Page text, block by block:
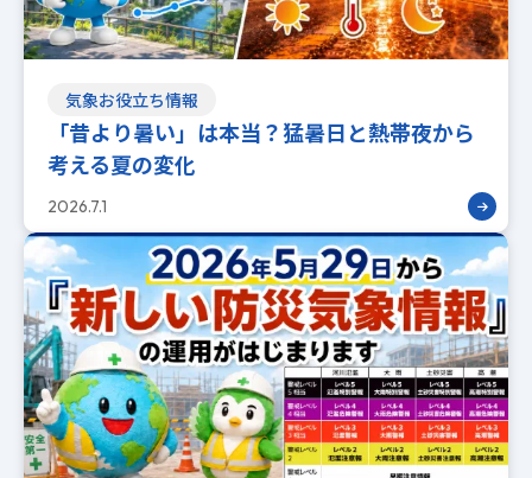
気象お役立ち情報
「昔より暑い」は本当？猛暑日と熱帯夜から
考える夏の変化
2026.7.1